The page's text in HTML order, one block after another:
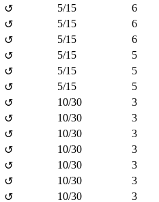
↺ 5/15
6
↺ 5/15
6
↺ 5/15
6
↺ 5/15
5
↺ 5/15
5
↺ 5/15
5
↺ 10/30
3
↺ 10/30
3
↺ 10/30
3
↺ 10/30
3
↺ 10/30
3
↺ 10/30
3
↺ 10/30 3